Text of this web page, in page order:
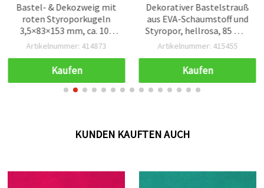
Bastel- & Dekozweig mit
roten Styroporkugeln
3,5×83×153 mm, ca. 100
Stk.
Artikelnummer: 414873
Kaufen
Dekorativer Bastelstrauß
aus EVA-Schaumstoff und
Styropor, hellrosa, 85 mm
- 12 Stück
Artikelnummer: 415455
Kaufen
KUNDEN KAUFTEN AUCH